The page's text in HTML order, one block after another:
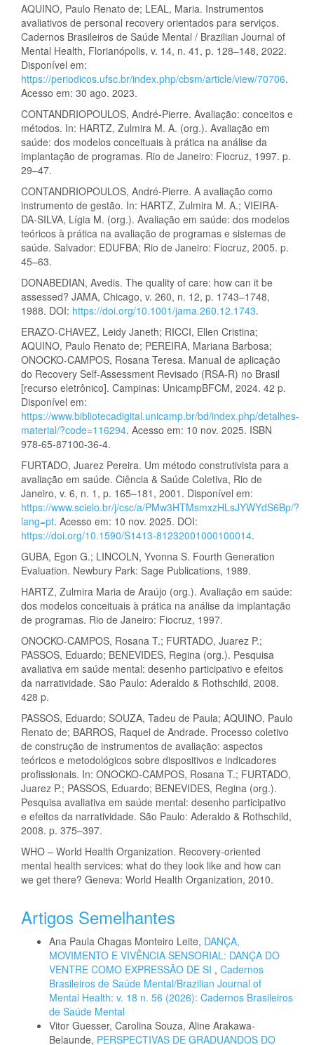
AQUINO, Paulo Renato de; LEAL, Maria. Instrumentos
avaliativos de personal recovery orientados para serviços.
Cadernos Brasileiros de Saúde Mental / Brazilian Journal of
Mental Health, Florianópolis, v. 14, n. 41, p. 128–148, 2022.
Disponível em:
https://periodicos.ufsc.br/index.php/cbsm/article/view/70706.
Acesso em: 30 ago. 2023.
CONTANDRIOPOULOS, André-Pierre. Avaliação: conceitos e
métodos. In: HARTZ, Zulmira M. A. (org.). Avaliação em
saúde: dos modelos conceituais à prática na análise da
implantação de programas. Rio de Janeiro: Fiocruz, 1997. p.
29–47.
CONTANDRIOPOULOS, André-Pierre. A avaliação como
instrumento de gestão. In: HARTZ, Zulmira M. A.; VIEIRA-
DA-SILVA, Lígia M. (org.). Avaliação em saúde: dos modelos
teóricos à prática na avaliação de programas e sistemas de
saúde. Salvador: EDUFBA; Rio de Janeiro: Fiocruz, 2005. p.
45–63.
DONABEDIAN, Avedis. The quality of care: how can it be
assessed? JAMA, Chicago, v. 260, n. 12, p. 1743–1748,
1988. DOI: https://doi.org/10.1001/jama.260.12.1743.
ERAZO-CHAVEZ, Leidy Janeth; RICCI, Ellen Cristina;
AQUINO, Paulo Renato de; PEREIRA, Mariana Barbosa;
ONOCKO-CAMPOS, Rosana Teresa. Manual de aplicação
do Recovery Self-Assessment Revisado (RSA-R) no Brasil
[recurso eletrônico]. Campinas: UnicampBFCM, 2024. 42 p.
Disponível em:
https://www.bibliotecadigital.unicamp.br/bd/index.php/detalhes-
material/?code=116294. Acesso em: 10 nov. 2025. ISBN
978-65-87100-36-4.
FURTADO, Juarez Pereira. Um método construtivista para a
avaliação em saúde. Ciência & Saúde Coletiva, Rio de
Janeiro, v. 6, n. 1, p. 165–181, 2001. Disponível em:
https://www.scielo.br/j/csc/a/PMw3HTMsmxzHLsJYWYdS6Bp/?
lang=pt. Acesso em: 10 nov. 2025. DOI:
https://doi.org/10.1590/S1413-81232001000100014.
GUBA, Egon G.; LINCOLN, Yvonna S. Fourth Generation
Evaluation. Newbury Park: Sage Publications, 1989.
HARTZ, Zulmira Maria de Araújo (org.). Avaliação em saúde:
dos modelos conceituais à prática na análise da implantação
de programas. Rio de Janeiro: Fiocruz, 1997.
ONOCKO-CAMPOS, Rosana T.; FURTADO, Juarez P.;
PASSOS, Eduardo; BENEVIDES, Regina (org.). Pesquisa
avaliativa em saúde mental: desenho participativo e efeitos
da narratividade. São Paulo: Aderaldo & Rothschild, 2008.
428 p.
PASSOS, Eduardo; SOUZA, Tadeu de Paula; AQUINO, Paulo
Renato de; BARROS, Raquel de Andrade. Processo coletivo
de construção de instrumentos de avaliação: aspectos
teóricos e metodológicos sobre dispositivos e indicadores
profissionais. In: ONOCKO-CAMPOS, Rosana T.; FURTADO,
Juarez P.; PASSOS, Eduardo; BENEVIDES, Regina (org.).
Pesquisa avaliativa em saúde mental: desenho participativo
e efeitos da narratividade. São Paulo: Aderaldo & Rothschild,
2008. p. 375–397.
WHO – World Health Organization. Recovery-oriented
mental health services: what do they look like and how can
we get there? Geneva: World Health Organization, 2010.
Artigos Semelhantes
Ana Paula Chagas Monteiro Leite, DANÇA,
MOVIMENTO E VIVÊNCIA SENSORIAL: DANÇA DO
VENTRE COMO EXPRESSÃO DE SI , Cadernos
Brasileiros de Saúde Mental/Brazilian Journal of
Mental Health: v. 18 n. 56 (2026): Cadernos Brasileiros
de Saúde Mental
Vitor Guesser, Carolina Souza, Aline Arakawa-
Belaunde, PERSPECTIVAS DE GRADUANDOS DO